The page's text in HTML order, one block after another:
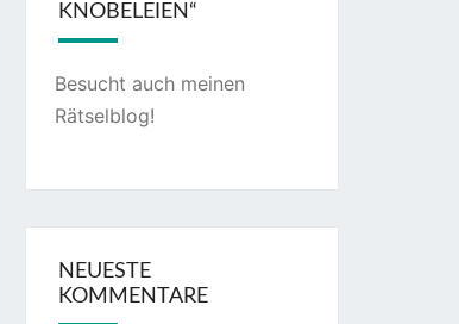
KNOBELEIEN“
Besucht auch meinen
Rätselblog!
NEUESTE
KOMMENTARE